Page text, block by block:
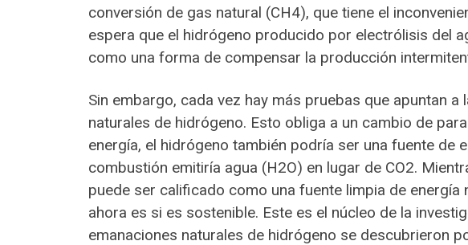
conversión de gas natural (CH4), que tiene el
espera que el hidrógeno producido por electrólisis del
como una forma de compensar la producción
Sin embargo, cada vez hay más pruebas que apuntan
naturales de hidrógeno. Esto obliga a un cambio de
energía, el hidrógeno también podría ser una fuente de
combustión emitiría agua (H2O) en lugar de CO2.
puede ser calificado como una fuente limpia de energía
ahora es si es sostenible. Este es el núcleo de la
emanaciones naturales de hidrógeno se descubrieron